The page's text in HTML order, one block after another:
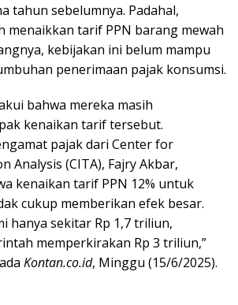
tahun sebelumnya. Padahal,
menaikkan tarif PPN barang mewah
kebijakan ini belum mampu
penerimaan pajak konsumsi.
bahwa mereka masih
kenaikan tarif tersebut.
pajak dari Center for
Analysis (CITA), Fajry Akbar,
kenaikan tarif PPN 12% untuk
cukup memberikan efek besar.
hanya sekitar Rp 1,7 triliun,
memperkirakan Rp 3 triliun,”
Kontan.co.id, Minggu (15/6/2025).